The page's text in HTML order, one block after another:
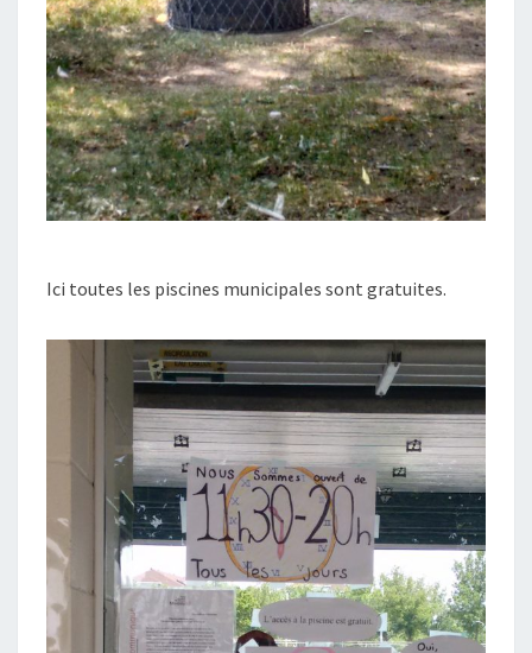
Ici toutes les piscines municipales sont gratuites.